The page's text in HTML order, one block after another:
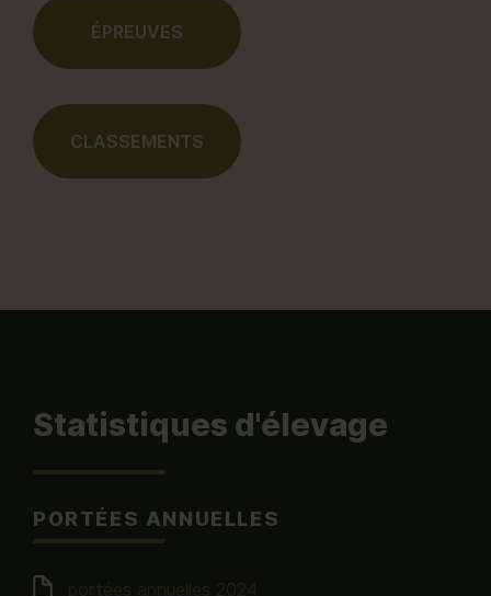
ÉPREUVES
CLASSEMENTS
Statistiques d'élevage
PORTÉES ANNUELLES
portées annuelles 2024